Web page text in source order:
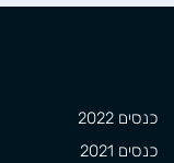
כנסים 2022
כנסים 2021